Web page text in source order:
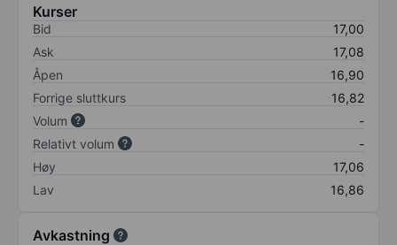
Kurser
Bid
17,00
Ask
17,08
Åpen
16,90
Forrige sluttkurs
16,82
Volum
-
Relativt volum
-
Høy
17,06
Lav
16,86
Avkastning